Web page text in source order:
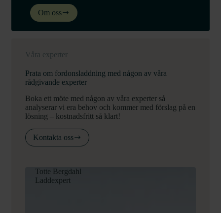
Om oss
Våra experter
Prata om fordonsladdning med någon av våra
rådgivande experter
Boka ett möte med någon av våra experter så
analyserar vi era behov och kommer med förslag på en
lösning – kostnadsfritt så klart!
Kontakta oss
Totte Bergdahl
Laddexpert